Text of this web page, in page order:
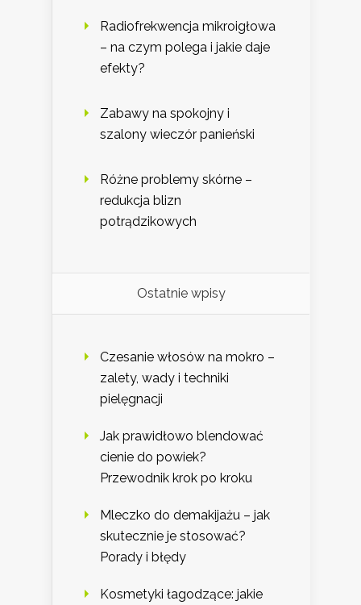
Radiofrekwencja mikroigłowa
– na czym polega i jakie daje
efekty?
Zabawy na spokojny i
szalony wieczór panieński
Różne problemy skórne –
redukcja blizn
potrądzikowych
Ostatnie wpisy
Czesanie włosów na mokro –
zalety, wady i techniki
pielęgnacji
Jak prawidłowo blendować
cienie do powiek?
Przewodnik krok po kroku
Mleczko do demakijażu – jak
skutecznie je stosować?
Porady i błędy
Kosmetyki łagodzące: jakie